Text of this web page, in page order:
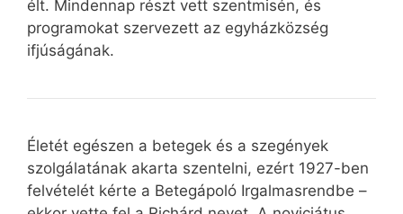
élt. Mindennap részt vett szentmisén, és
programokat szervezett az egyházközség
ifjúságának.
Életét egészen a betegek és a szegények
szolgálatának akarta szentelni, ezért 1927-ben
felvételét kérte a Betegápoló Irgalmasrendbe –